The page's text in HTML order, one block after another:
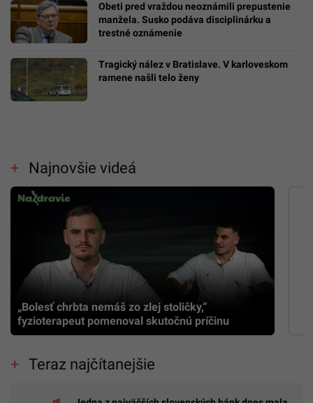
Obeti pred vraždou neoznámili prepustenie
manžela. Susko podáva disciplinárku a
trestné oznámenie
Tragický nález v Bratislave. V karloveskom
ramene našli telo ženy
Najnovšie videá
„Bolesť chrbta nemáš zo zlej stoličky,”
fyzioterapeut pomenoval skutočnú príčinu
Teraz najčítanejšie